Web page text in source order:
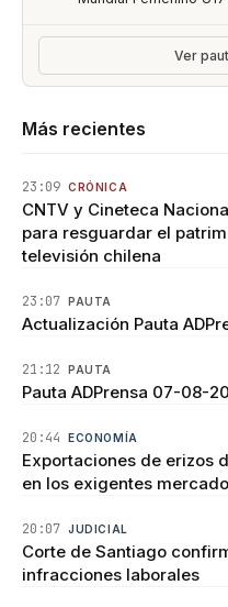
Ver
Más recientes
23:09 CRÓNICA
CNTV y Cineteca
para resguardar el
televisión chilena
23:07 PAUTA
Actualización Pauta
21:12 PAUTA
Pauta ADPrensa 07-08-
20:44 ECONOMÍA
Exportaciones de erizos
en los exigentes
20:07 JUDICIAL
Corte de Santiago
infracciones laborales